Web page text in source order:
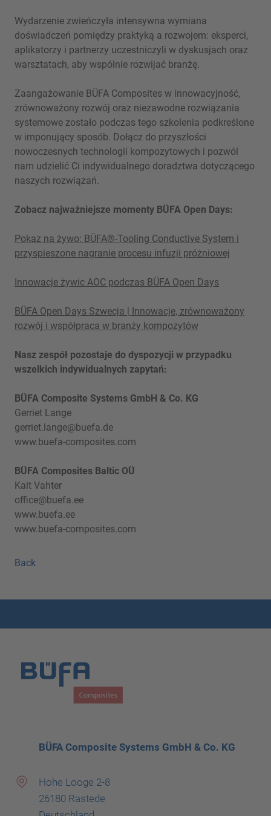
Wydarzenie zwieńczyła intensywna wymiana
doświadczeń pomiędzy praktyką a rozwojem: eksperci,
aplikatorzy i partnerzy uczestniczyli w dyskusjach oraz
warsztatach, aby wspólnie rozwijać branżę.
Zaangażowanie BÜFA Composites w innowacyjność,
zrównoważony rozwój oraz niezawodne rozwiązania
systemowe zostało podczas tego szkolenia podkreślone
w imponujący sposób. Dołącz do przyszłości
nowoczesnych technologii kompozytowych i pozwól
nam udzielić Ci indywidualnego doradztwa dotyczącego
naszych rozwiązań.
Zobacz najważniejsze momenty BÜFA Open Days:
Pokaz na żywo: BÜFA®-Tooling Conductive System i
przyspieszone nagranie procesu infuzji próżniowej
Innowacje żywic AOC podczas BÜFA Open Days
BÜFA Open Days Szwecja | Innowacje, zrównoważony
rozwój i współpraca w branży kompozytów
Nasz zespół pozostaje do dyspozycji w przypadku
wszelkich indywidualnych zapytań:
BÜFA Composite Systems GmbH & Co. KG
Gerriet Lange
gerriet.lange@buefa.de
www.buefa-composites.com
BÜFA Composites Baltic OÜ
Kait Vahter
office@buefa.ee
www.buefa.ee
www.buefa-composites.com
Back
BÜFA Composite Systems GmbH & Co. KG
Hohe Looge 2-8
26180 Rastede